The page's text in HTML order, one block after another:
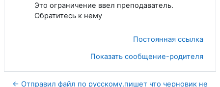
Это ограничение ввел преподаватель.
Обратитесь к нему
Постоянная ссылка
Показать сообщение-родителя
← Отправил файл по русскому.пишет что черновик не